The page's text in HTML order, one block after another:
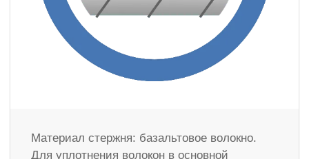
Материал стержня: базальтовое волокно.
Для уплотнения волокон в основной